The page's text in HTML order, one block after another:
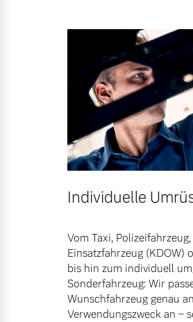
Fahrzeug konfigurieren
Sofort verfügbare Fahrzeuge
Volvo
Die
Jetzt
Volvo kauft Ihr Auto
Aktuelle Zubehörangebote
Zubehörkatalog
Sie
Bitte
Individuelle
Vom Taxi,
Einsatzfahrzeug (KDOW)
bis hin zum individuell
Sonderfahrzeug: Wir
Wunschfahrzeug genau
Verwendungszweck an –